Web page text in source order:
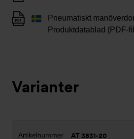
Pneumatiskt
Produktdatablad (PDF-
Varianter
AT 3831-20